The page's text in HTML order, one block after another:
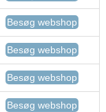
Besøg webshop
Besøg webshop
Besøg webshop
Besøg webshop